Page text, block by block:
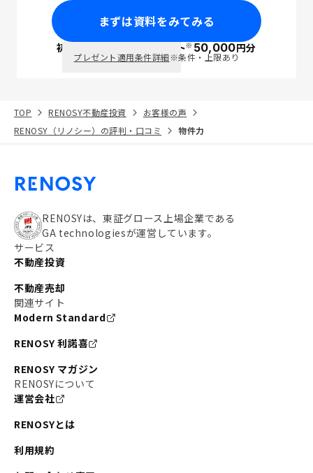
まずは資料をみてみる
初回面談で ポイント※50,000円分
プレゼント適用条件詳細※条件・上限あり
TOP RENOSY不動産投資
お客様の声
RENOSY（リノシー）の評判・口コミ
物件力
RENOSYは、東証グロース上場企業である
GA technologiesが運営しています。
サービス
不動産投資
不動産売却
関連サイト
Modern Standard
RENOSY 利諾喜
RENOSY マガジン
RENOSYについて
運営会社
RENOSYとは
利用規約